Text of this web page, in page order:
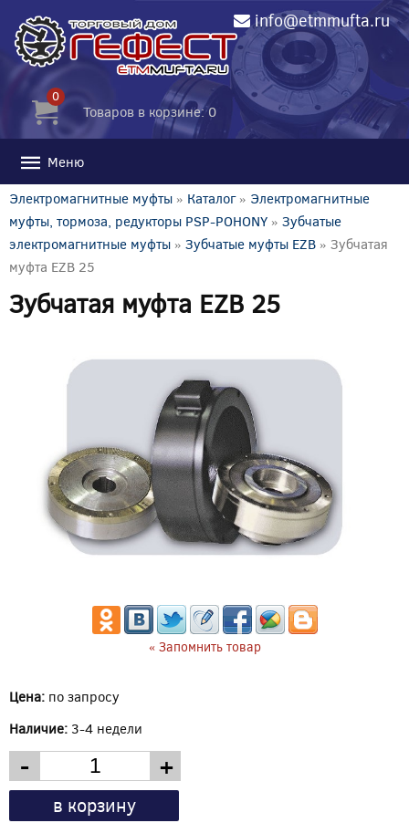
info@etmmufta.ru
0
Товаров в корзине: 0
Меню
Электромагнитные муфты » Каталог» Электромагнитные
муфты, тормоза, редукторы PSP-POHONY » Зубчатые
электромагнитные муфты » Зубчатые муфты EZB » Зубчатая
муфта EZB 25
Зубчатая муфта EZB 25
« Запомнить товар
Цена: по запросу
Наличие: 3-4 недели
- +
в корзину